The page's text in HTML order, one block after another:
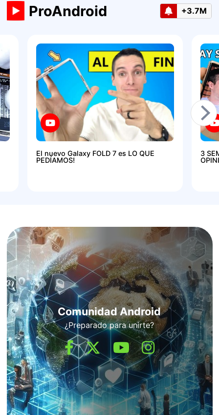
ProAndroid +3.7M
El nuevo Galaxy FOLD 7 es LO QUE
PEDÍAMOS!
3
Comunidad Android
¿Preparado para unirte?